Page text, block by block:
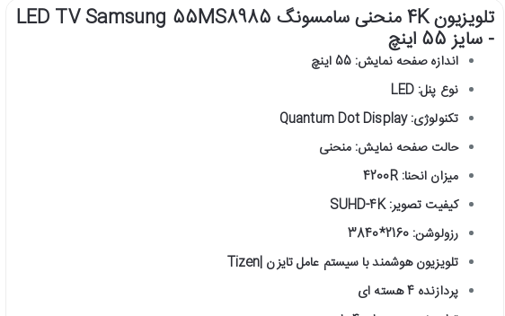
تلویزیون 4K منحنی سامسونگ LED TV Samsung 55MS8985
- سایز 55 اینچ
اندازه صفحه نمایش: 55 اینچ
نوع پنل: LED
تکنولوژی: Quantum Dot Display
حالت صفحه نمایش: منحنی
میزان انحنا: 4200R
کیفیت تصویر: SUHD-4K
رزولوشن: 2160*3840
تلویزیون هوشمند با سیستم عامل تایزن |Tizen
پردازنده 4 هسته ای